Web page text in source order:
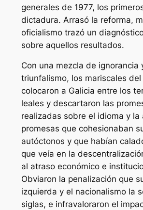
generales de 1977, los
dictadura. Arrasó la reforma,
oficialismo trazó un
sobre aquellos resultados.
Con una mezcla de ignorancia
triunfalismo, los mariscales del
colocaron a Galicia entre los
leales y descartaron las
realizadas sobre el idioma y la
promesas que cohesionaban
autóctonos y que habían
que veía en la
al atraso económico e
Obviaron la penalización que
izquierda y el nacionalismo la
siglas, e infravaloraron el